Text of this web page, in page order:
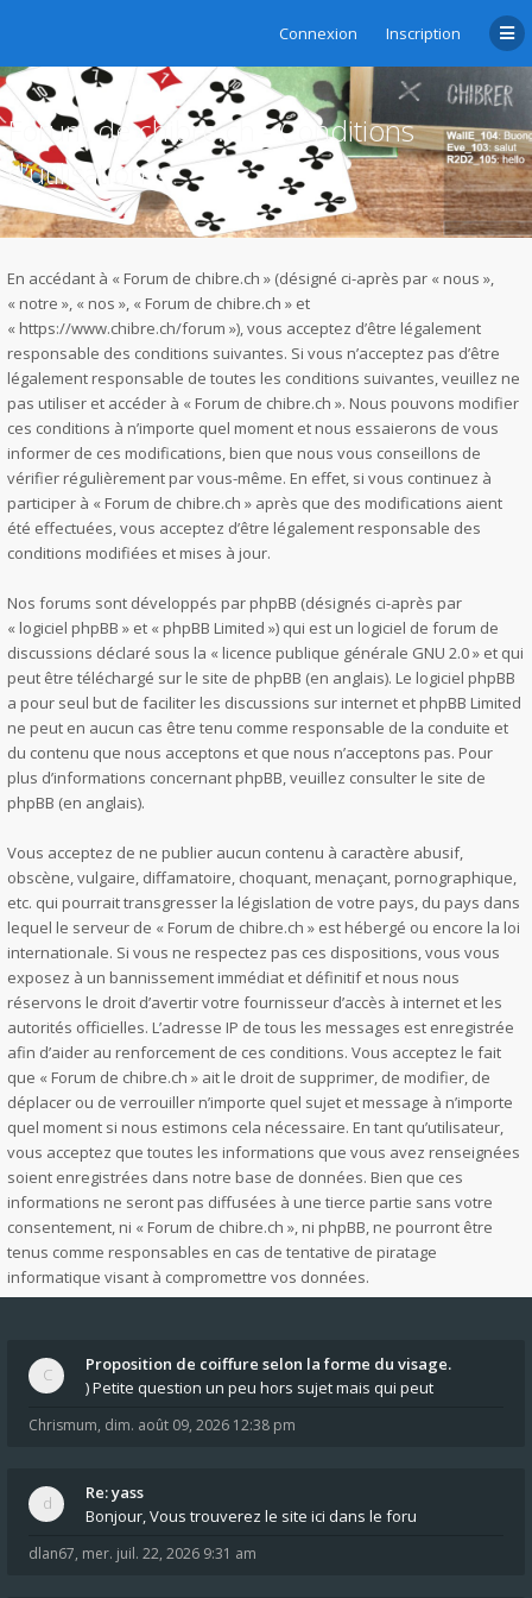
Connexion Inscription
Forum de chibre.ch - Conditions
d’utilisation
En accédant à « Forum de chibre.ch » (désigné ci-après par « nous »,
« notre », « nos », « Forum de chibre.ch » et
« https://www.chibre.ch/forum »), vous acceptez d’être légalement
responsable des conditions suivantes. Si vous n’acceptez pas d’être
légalement responsable de toutes les conditions suivantes, veuillez ne
pas utiliser et accéder à « Forum de chibre.ch ». Nous pouvons modifier
ces conditions à n’importe quel moment et nous essaierons de vous
informer de ces modifications, bien que nous vous conseillons de
vérifier régulièrement par vous-même. En effet, si vous continuez à
participer à « Forum de chibre.ch » après que des modifications aient
été effectuées, vous acceptez d’être légalement responsable des
conditions modifiées et mises à jour.
Nos forums sont développés par phpBB (désignés ci-après par
« logiciel phpBB » et « phpBB Limited ») qui est un logiciel de forum de
discussions déclaré sous la « licence publique générale GNU 2.0» et qui
peut être téléchargé sur le site de phpBB (en anglais). Le logiciel phpBB
a pour seul but de faciliter les discussions sur internet et phpBB Limited
ne peut en aucun cas être tenu comme responsable de la conduite et
du contenu que nous acceptons et que nous n’acceptons pas. Pour
plus d’informations concernant phpBB, veuillez consulter le site de
phpBB (en anglais).
Vous acceptez de ne publier aucun contenu à caractère abusif,
obscène, vulgaire, diffamatoire, choquant, menaçant, pornographique,
etc. qui pourrait transgresser la législation de votre pays, du pays dans
lequel le serveur de « Forum de chibre.ch » est hébergé ou encore la loi
internationale. Si vous ne respectez pas ces dispositions, vous vous
exposez à un bannissement immédiat et définitif et nous nous
réservons le droit d’avertir votre fournisseur d’accès à internet et les
autorités officielles. L’adresse IP de tous les messages est enregistrée
afin d’aider au renforcement de ces conditions. Vous acceptez le fait
que « Forum de chibre.ch » ait le droit de supprimer, de modifier, de
déplacer ou de verrouiller n’importe quel sujet et message à n’importe
quel moment si nous estimons cela nécessaire. En tant qu’utilisateur,
vous acceptez que toutes les informations que vous avez renseignées
soient enregistrées dans notre base de données. Bien que ces
informations ne seront pas diffusées à une tierce partie sans votre
consentement, ni « Forum de chibre.ch », ni phpBB, ne pourront être
tenus comme responsables en cas de tentative de piratage
informatique visant à compromettre vos données.
Proposition de coiffure selon la forme du visage.
) Petite question un peu hors sujet mais qui peut
Chrismum, dim. août 09, 2026 12:38 pm
Re: yass
Bonjour, Vous trouverez le site ici dans le foru
dlan67, mer. juil. 22, 2026 9:31 am